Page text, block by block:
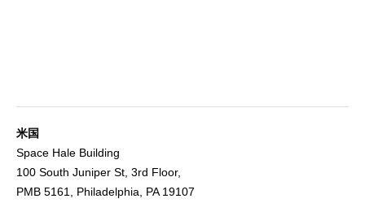
米国
Space Hale Building
100 South Juniper St, 3rd Floor,
PMB 5161, Philadelphia, PA 19107